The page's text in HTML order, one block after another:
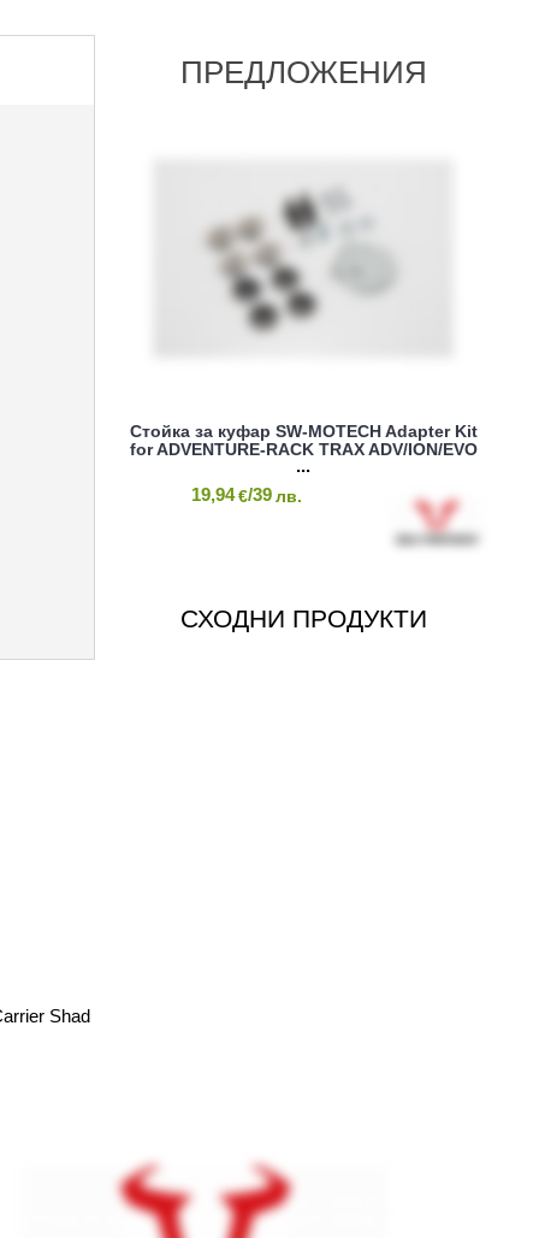
ПРЕДЛОЖЕНИЯ
Стойка за куфар SW-MOTECH Adapter Kit
for ADVENTURE-RACK TRAX ADV/ION/EVO
19,94 €/39 лв.
СХОДНИ ПРОДУКТИ
Shad